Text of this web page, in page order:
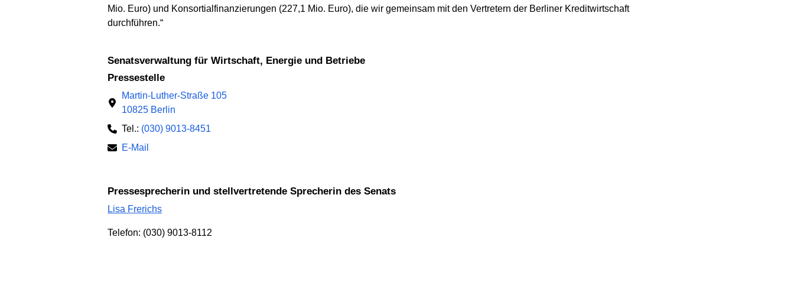
Mio. Euro) und Konsortialfinanzierungen (227,1 Mio. Euro), die wir gemeinsam mit den Vertretern der Berliner Kreditwirtschaft
durchführen.“
Senatsverwaltung für Wirtschaft, Energie und Betriebe
Pressestelle
Martin-Luther-Straße 105
10825 Berlin
Tel.: (030) 9013-8451
E-Mail
Pressesprecherin und stellvertretende Sprecherin des Senats
Lisa Frerichs
Telefon: (030) 9013-8112